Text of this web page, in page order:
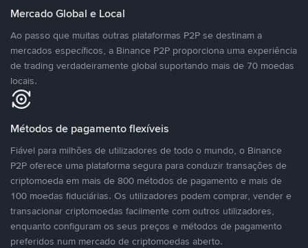
Mercado Global e Local
Ao passo que muitas outras plataformas P2P se destinam a
mercados específicos, a Binance P2P proporciona uma experiência
de trading verdadeiramente global suportando mais de 70 moedas
locais.
Métodos de pagamento flexíveis
Fiável para milhões de utilizadores de todo o mundo, o Binance
P2P oferece uma plataforma segura para conduzir transações de
criptomoeda em mais de 800 métodos de pagamento e mais de
100 moedas fiduciárias. Os utilizadores podem comprar, vender e
transacionar criptomoedas facilmente com outros utilizadores,
enquanto configuram os seus preços e métodos de pagamento
preferidos num mercado de criptomoedas aberto.